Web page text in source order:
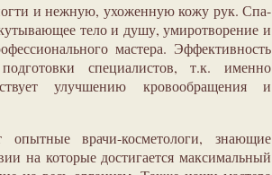
и нежную, ухоженную кожу рук. Спа-
тело и душу, умиротворение и
мастера. Эффективность
специалистов, т.к. именно
улучшению кровообращения и
врачи-косметологи, знающие
на которые достигается максимальный